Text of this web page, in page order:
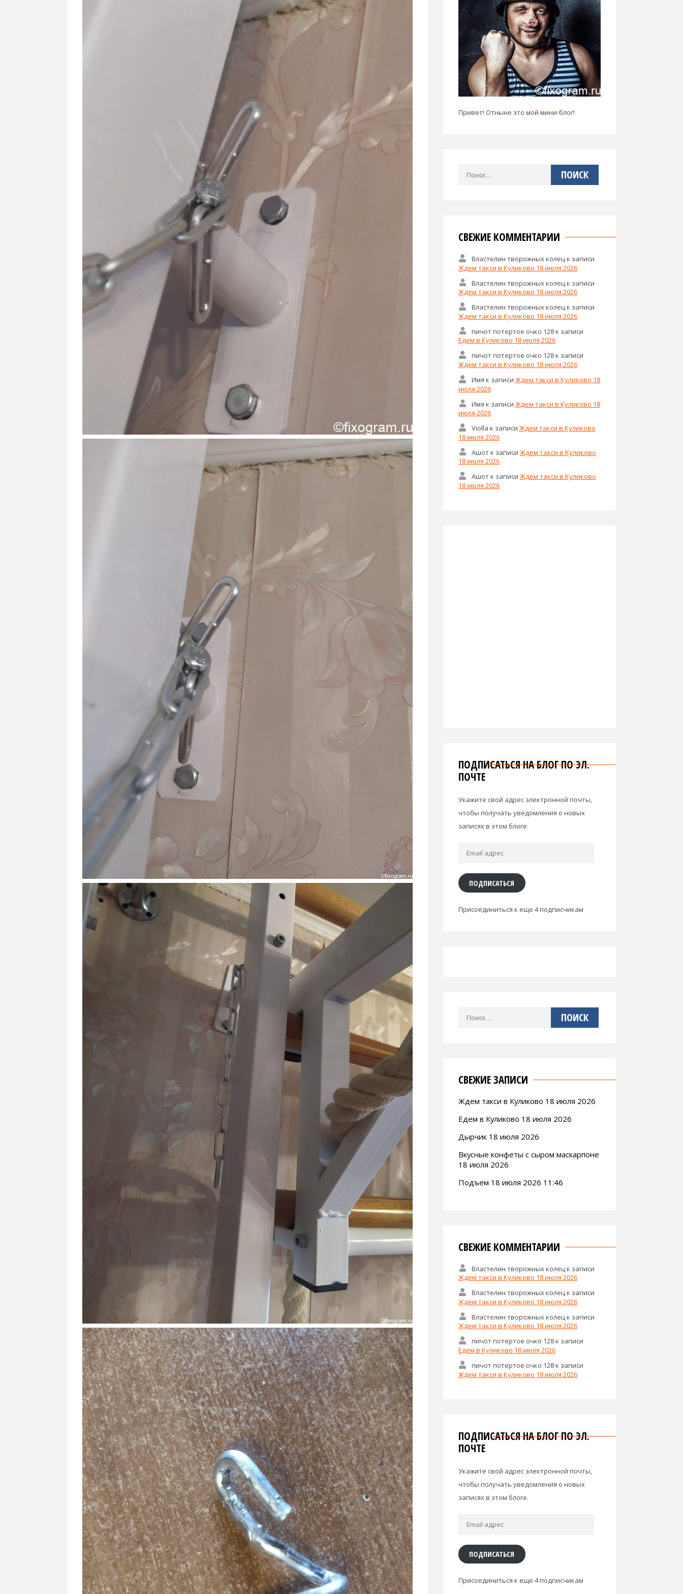
Привет! Отныне это мой мини-блог!
Найти:
СВЕЖИЕ КОММЕНТАРИИ
Властелин творожных колецк записи
Ждем такси в Куликово 18 июля 2026
Властелин творожных колец к записи
Ждем такси в Куликово 18 июля 2026
Властелин творожных колецк записи
Ждем такси в Куликово 18 июля 2026
пичот потертое очко 128к записи
Едем в Куликово 18 июля 2026
пичот потертое очко 128к записи
Ждем такси в Куликово 18 июля 2026
Имя к записи Ждем такси в Куликово 18
июля 2026
Имя к записи Ждем такси в Куликово 18
июля 2026
Violla к записи Ждем такси в Куликово
18 июля 2026
Ашотк записи Ждем такси в Куликово
18 июля 2026
Ашотк записи Ждем такси в Куликово
18 июля 2026
ПОДПИСАТЬСЯ НА БЛОГ ПО ЭЛ.
ПОЧТЕ
Укажите свой адрес электронной почты,
чтобы получать уведомления о новых
записях в этом блоге.
Email
ПОДПИСАТЬСЯ
Присоединиться к еще 4 подписчикам
СВЕЖИЕ ЗАПИСИ
Ждем такси в Куликово 18 июля 2026
Едем в Куликово 18 июля 2026
Дырчик 18 июля 2026
Вкусные конфеты с сыром маскарпоне
18 июля 2026
Подъем 18 июля 2026 11:46
СВЕЖИЕ КОММЕНТАРИИ
Властелин творожных колец к записи
Ждем такси в Куликово 18 июля 2026
Властелин творожных колецк записи
Ждем такси в Куликово 18 июля 2026
Властелин творожных колец к записи
Ждем такси в Куликово 18 июля 2026
пичот потертое очко 128к записи
Едем в Куликово 18 июля 2026
пичот потертое очко 128к записи
Ждем такси в Куликово 18 июля 2026
ПОДПИСАТЬСЯ НА БЛОГ ПО ЭЛ.
ПОЧТЕ
Укажите свой адрес электронной почты,
чтобы получать уведомления о новых
записях в этом блоге.
ПОДПИСАТЬСЯ
Присоединиться к еще 4 подписчикам